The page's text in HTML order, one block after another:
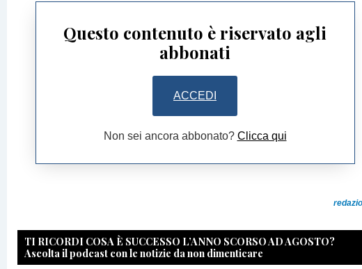
Questo contenuto è riservato agli
abbonati
ACCEDI
Non sei ancora abbonato? Clicca qui
TI RICORDI COSA È SUCCESSO L’ANNO SCORSO AD AGOSTO?
Ascolta il podcast con le notizie da non dimenticare